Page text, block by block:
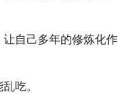
自己多年的修炼化作
吃。